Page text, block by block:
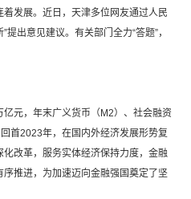
发展。近日，天津多位网友通过人民
提出意见建议。有关部门全力“答题”，
元，年末广义货币（M2）、社会融资
首2023年，在国内外经济发展形势复
改革，服务实体经济保持力度，金融
推进，为加速迈向金融强国奠定了坚